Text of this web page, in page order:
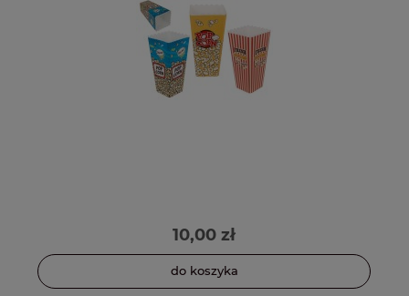
10,00 zł
do koszyka